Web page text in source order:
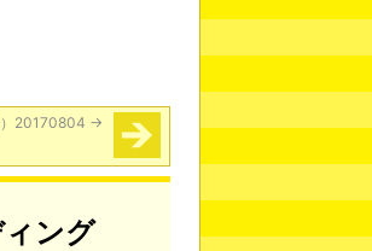
）20170804 →
ング